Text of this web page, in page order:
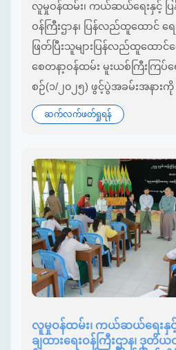
လူမှုဝန်ထမ်း၊ ကယ်ဆယ်ရေးနှင့် ပြ
ဝန်ကြီးဌာန၊ ပြန်လည်ထူထောင် ရေ
ဖြတ်ပြီးသူများပြန်လည်ထူထောင်
စေတနာ့ဝန်ထမ်း မူးယစ်ကြီးကြပ်
စဉ်(၁/၂၀၂၅) ဖွင့်ပွဲအခမ်းအနား
ဆက်လက်ဖတ်ရှုရန်
လူမှုဝန်ထမ်း၊ ကယ်ဆယ်ရေးနှင့်
ချထားရေးဝန်ကြီးဌာန၊ ဒုတိ